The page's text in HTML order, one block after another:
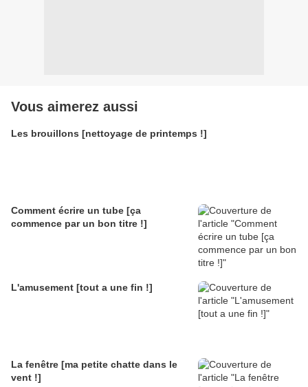
Vous aimerez aussi
Les brouillons [nettoyage de printemps !]
Comment écrire un tube [ça
commence par un bon titre !]
L'amusement [tout a une fin !]
La fenêtre [ma petite chatte dans le
vent !]